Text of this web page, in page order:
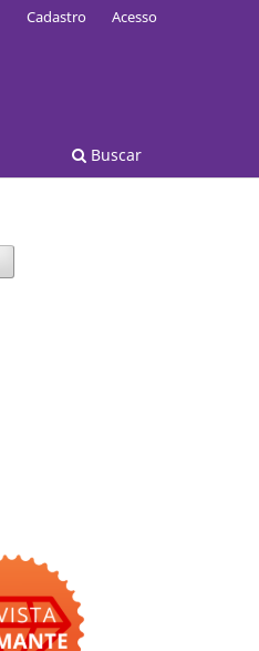
Buscar
Cadastro Acesso